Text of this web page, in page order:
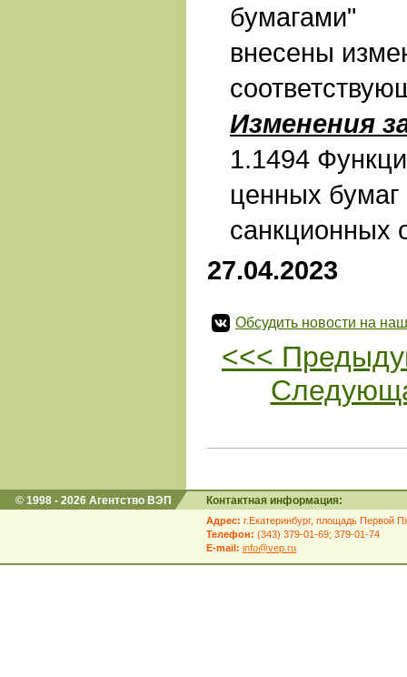
бумагами"
внесены
Изменения
1.1494
ценных бумаг
санкционных
27.04.2023
Обсудить новости на
<<<
© 1998 - 2026 Агентство ВЭП Контактная информация:
Адрес: г.Екатеринбург, площадь Первой
Телефон: (343) 379-01-69; 379-01-74
E-mail: info@vep.ru